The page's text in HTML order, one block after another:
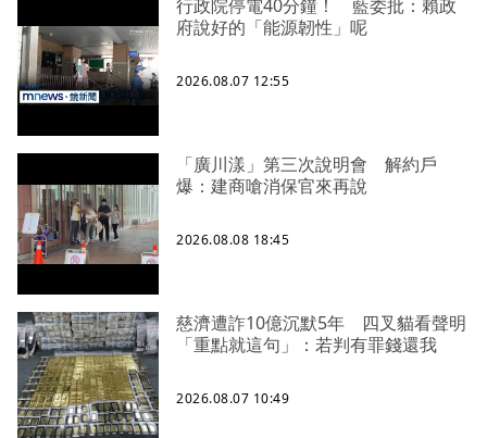
行政院停電40分鐘！ 藍委批：賴政
府說好的「能源韌性」呢
2026.08.07 12:55
「廣川漾」第三次說明會 解約戶
爆：建商嗆消保官來再說
2026.08.08 18:45
慈濟遭詐10億沉默5年 四叉貓看聲明
「重點就這句」：若判有罪錢還我
2026.08.07 10:49